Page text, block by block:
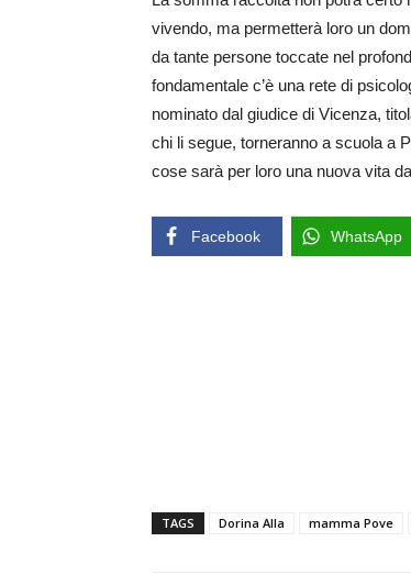
vivendo, ma permetterà loro un
da tante persone toccate nel
fondamentale c’è una rete di
nominato dal giudice di Vicenza,
chi li segue, torneranno a scuola a
cose sarà per loro una nuova vita
Facebook WhatsApp
TAGS Dorina Alla mamma Pove